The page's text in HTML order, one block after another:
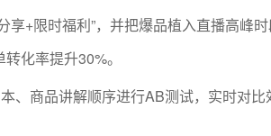
享+限时福利”，并把爆品植入直播高峰
化率提升30%。
、商品讲解顺序进行AB测试，实时对比